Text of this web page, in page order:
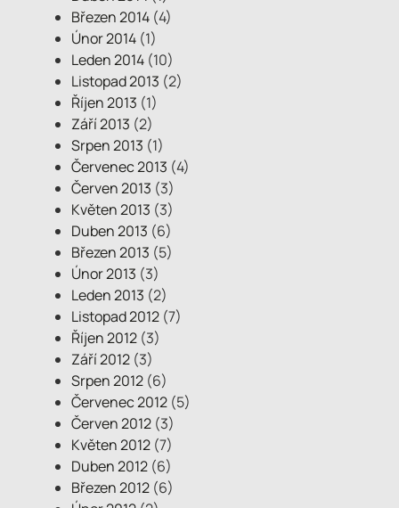
Březen 2014 (4)
Únor 2014 (1)
Leden 2014 (10)
Listopad 2013 (2)
Říjen 2013 (1)
Září 2013 (2)
Srpen 2013 (1)
Červenec 2013 (4)
Červen 2013 (3)
Květen 2013 (3)
Duben 2013 (6)
Březen 2013 (5)
Únor 2013 (3)
Leden 2013 (2)
Listopad 2012 (7)
Říjen 2012 (3)
Září 2012 (3)
Srpen 2012 (6)
Červenec 2012 (5)
Červen 2012 (3)
Květen 2012 (7)
Duben 2012 (6)
Březen 2012 (6)